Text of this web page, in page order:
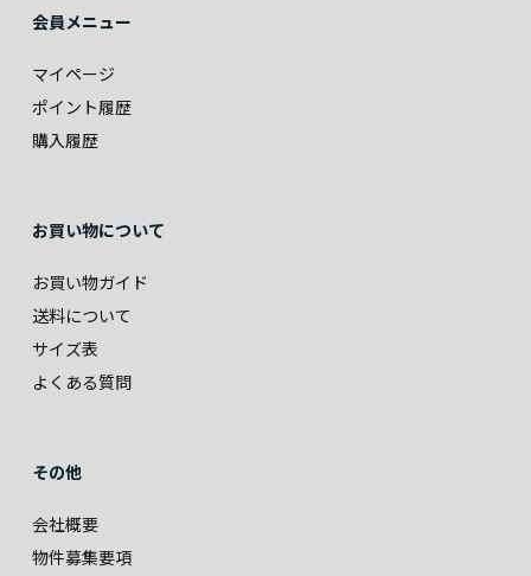
会員メニュー
マイページ
ポイント履歴
購入履歴
お買い物について
お買い物ガイド
送料について
サイズ表
よくある質問
その他
会社概要
物件募集要項